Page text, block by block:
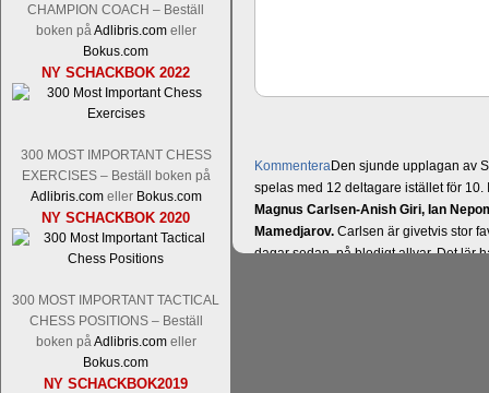
CHAMPION COACH – Beställ
boken påAdlibris.comeller
Bokus.com
NY SCHACKBOK 2022
300 MOST IMPORTANT CHESS
EXERCISES – Beställ boken på
Adlibris.comeller Bokus.com
NY SCHACKBOK 2020
300 MOST IMPORTANT TACTICAL
CHESS POSITIONS – Beställ
boken påAdlibris.comeller
Bokus.com
NY SCHACKBOK2019
KommenteraDen sjunde upplagan av
spelas med 12 deltagare istället för
Magnus Carlsen-Anish Giri, Ian
Mamedjarov. Carlsen är givetvis stor
dagar sedan, på blodigt allvar. Det lär